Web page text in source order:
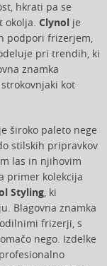
hkrati pa se
okolja. Clynol je
podpori frizerjem,
pri trendih, ki
znamka
kot
široko paleto nege
stilskih pripravkov
las in njihovim
primer kolekcija
Styling, ki
Blagovna znamka
frizerji, s
nego. Izdelke